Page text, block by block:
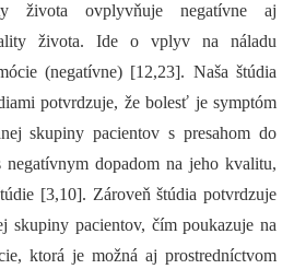
života ovplyvňuje negatívne aj
života. Ide o vplyv na náladu
(negatívne) [12,23]. Naša štúdia
potvrdzuje, že bolesť je symptóm
skupiny pacientov s presahom do
dopadom na jeho kvalitu,
[3,10]. Zároveň štúdia potvrdzuje
skupiny pacientov, čím poukazuje na
ktorá je možná aj prostredníctvom